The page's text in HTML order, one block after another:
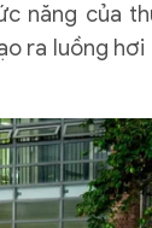
năng của
ra luồng